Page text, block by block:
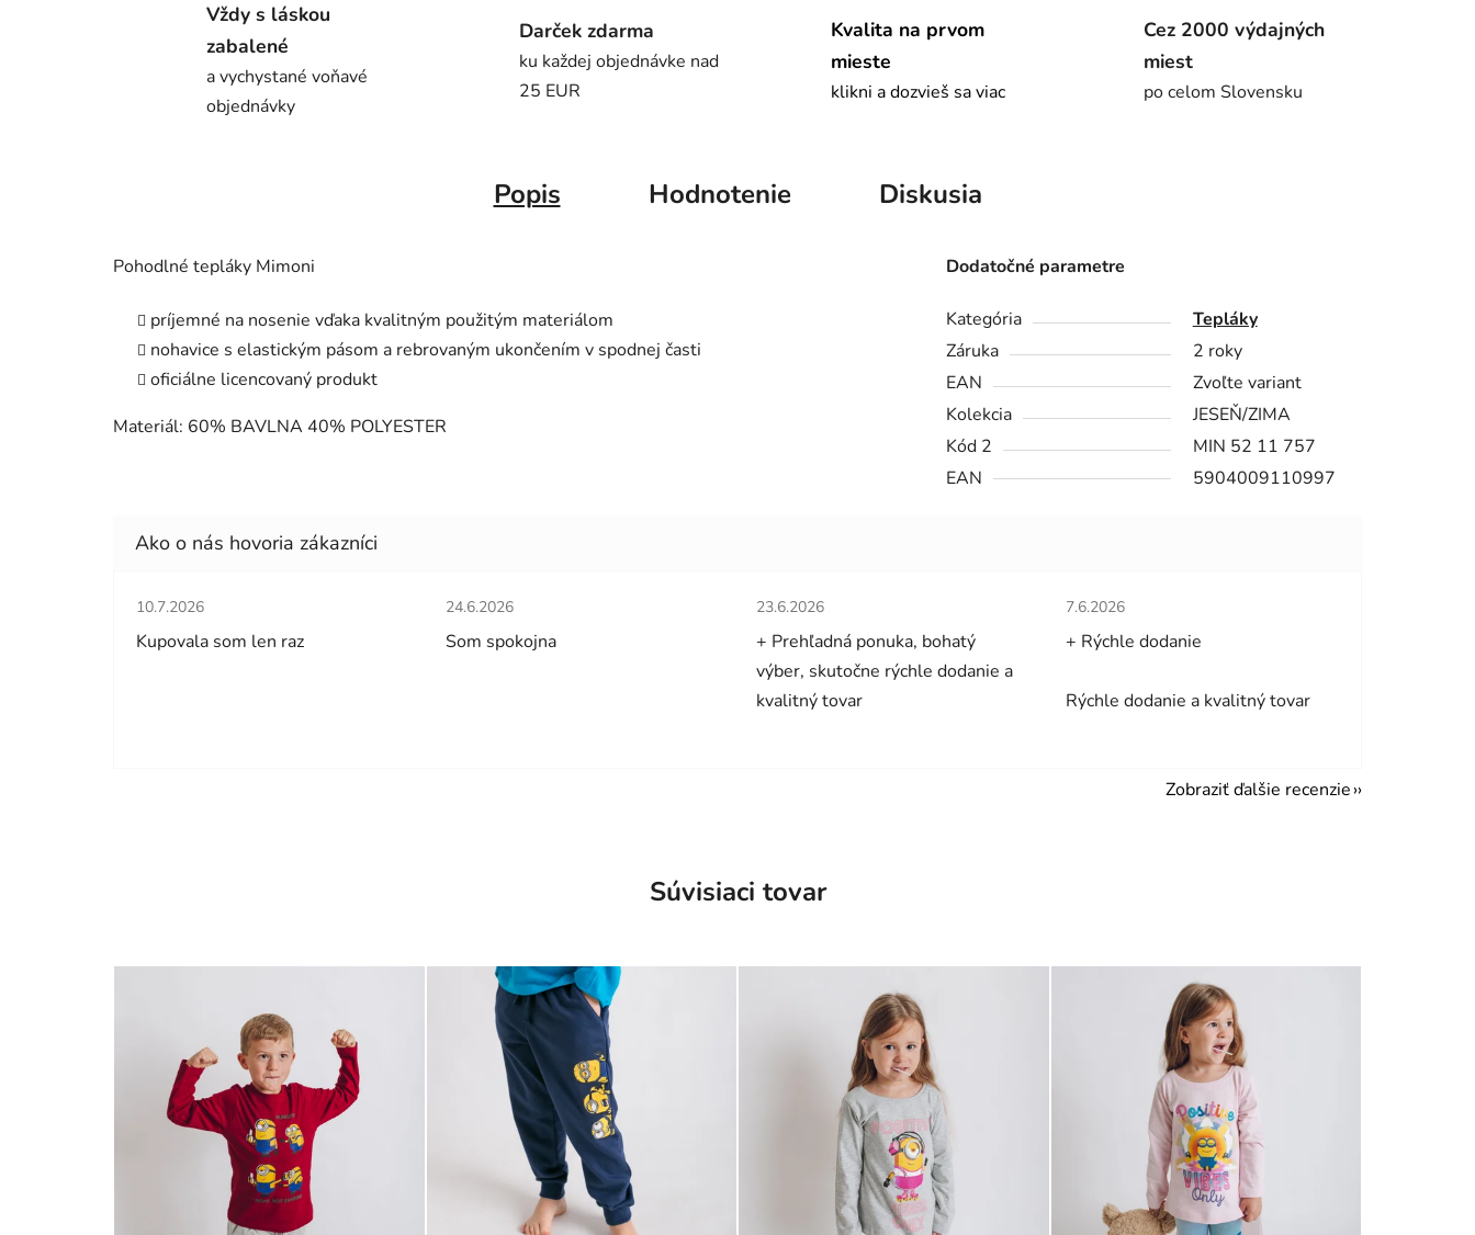
Vždy s láskou
zabalené
a vychystané voňavé
objednávky
Darček zdarma
ku každej objednávke nad
25 EUR
Kvalita na prvom
mieste
klikni a dozvieš sa viac
Cez 2000 výdajných
miest
po celom Slovensku
Popis Hodnotenie Diskusia
Pohodlné tepláky Mimoni
príjemné na nosenie vďaka kvalitným použitým materiálom
nohavice s elastickým pásom a rebrovaným ukončením v spodnej časti
oficiálne licencovaný produkt
Materiál: 60% BAVLNA 40% POLYESTER
Dodatočné parametre
Kategória
Tepláky
Záruka
2 roky
EAN
Zvoľte variant
Kolekcia
JESEŇ/ZIMA
Kód 2
MIN 52 11 757
EAN
5904009110997
Hodnotenie obchodu je 5 z 5 hviezdičiek.
10.7.2026
Kupovala som len raz
Hodnotenie obchodu je 5 z 5 hviezdičiek.
24.6.2026
Som spokojna
Hodnotenie obchodu je 5 z 5 hviezdičiek.
23.6.2026
+ Prehľadná ponuka, bohatý
výber, skutočne rýchle dodanie a
kvalitný tovar
Hodnotenie obchodu je 5 z 5 hviezdičiek.
7.6.2026
+ Rýchle dodanie
Rýchle dodanie a kvalitný tovar
Zobraziť ďalšie recenzie
Súvisiaci tovar